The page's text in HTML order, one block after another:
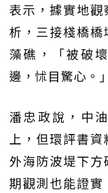
表示，據實地
析，三接棧橋
藻礁，「被破
邊，怵目驚心。」
潘忠政說，中
上，但環評書
外海防波堤下
期觀測也能證